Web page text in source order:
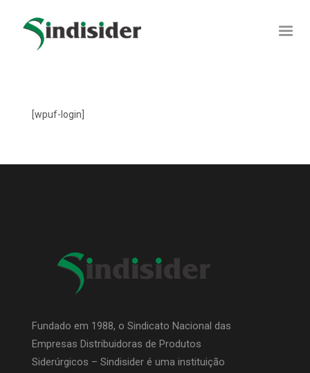
[wpuf-login]
Fundado em 1988, o Sindicato Nacional das
Empresas Distribuidoras de Produtos
Siderúrgicos – Sindisider é uma instituição